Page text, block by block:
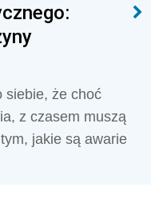
siebie, że choć
z czasem muszą
jakie są awarie